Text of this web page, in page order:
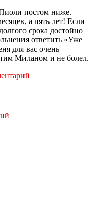
постом ниже.
а пять лет! Если
срока достойно
ответить «Уже
для вас очень
Миланом и не болел.